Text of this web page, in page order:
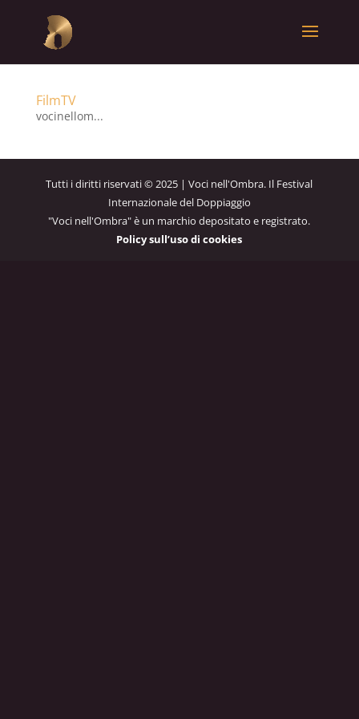
FilmTV
vocinellom...
Tutti i diritti riservati © 2025 | Voci nell'Ombra. Il Festival
Internazionale del Doppiaggio
"Voci nell'Ombra" è un marchio depositato e registrato.
Policy sull’uso di cookies